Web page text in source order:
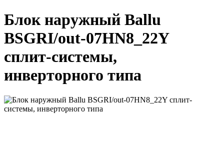
Блок наружный Ballu
BSGRI/out-07HN8_22Y
сплит-системы,
инверторного типа